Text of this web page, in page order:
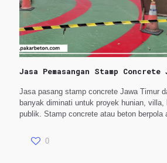
Jasa Pemasangan Stamp
Jasa pasang stamp concrete Jawa Timur
banyak diminati untuk proyek hunian, villa,
publik. Stamp concrete atau beton berpola
0